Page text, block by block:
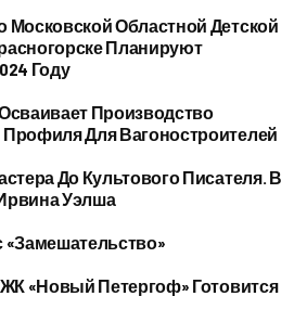
Московской Областной Детской
Планируют
Году
Производство
Для Вагоностроителей
До Культового Писателя. В
Уэлша
«Замешательство»
«Новый Петергоф» Готовится